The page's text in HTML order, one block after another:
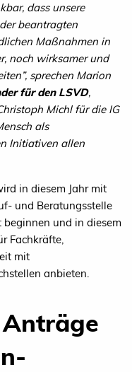
dass unsere
beantragten
Maßnahmen in
noch wirksamer und
sprechen Marion
für den LSVD,
Michl für die IG
als
Initiativen allen
in diesem Jahr mit
und Beratungsstelle
und in diesem
Fachkräfte,
mit
anbieten.